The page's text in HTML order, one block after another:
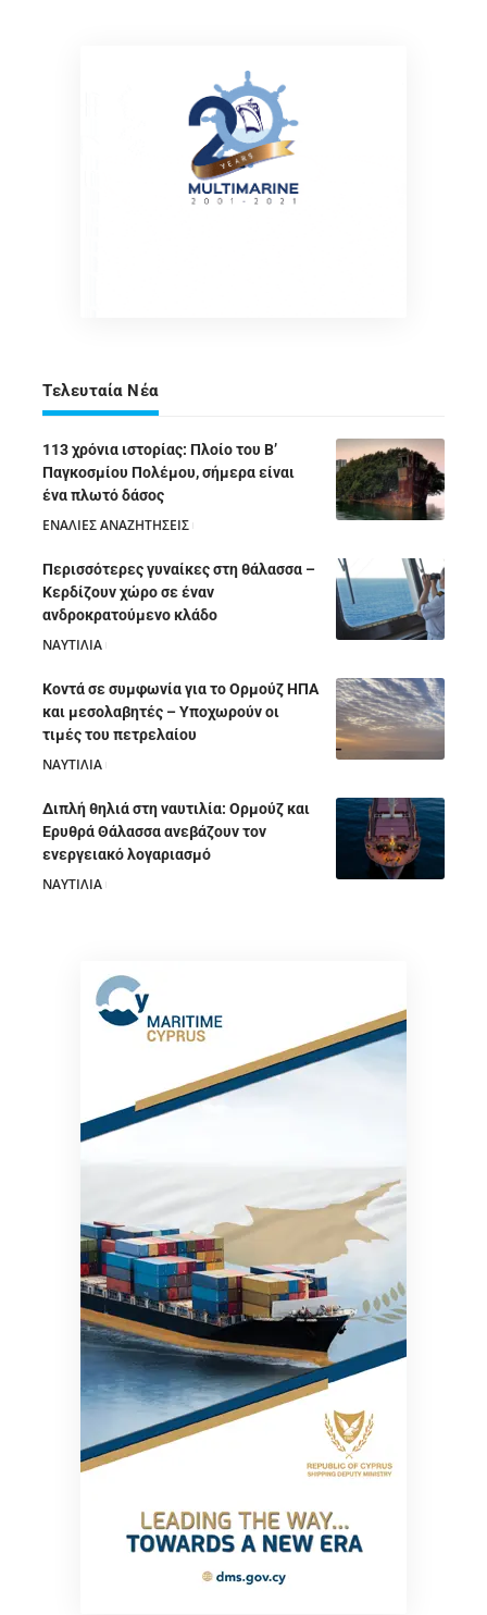
Τελευταία Νέα
113 χρόνια ιστορίας: Πλοίο του Β’
Παγκοσμίου Πολέμου, σήμερα είναι
ένα πλωτό δάσος
ΕΝΑΛΙΕΣ ΑΝΑΖΗΤΗΣΕΙΣ
Περισσότερες γυναίκες στη θάλασσα –
Κερδίζουν χώρο σε έναν
ανδροκρατούμενο κλάδο
ΝΑΥΤΙΛΙΑ
Κοντά σε συμφωνία για το Ορμούζ ΗΠΑ
και μεσολαβητές – Υποχωρούν οι
τιμές του πετρελαίου
ΝΑΥΤΙΛΙΑ
Διπλή θηλιά στη ναυτιλία: Ορμούζ και
Ερυθρά Θάλασσα ανεβάζουν τον
ενεργειακό λογαριασμό
ΝΑΥΤΙΛΙΑ